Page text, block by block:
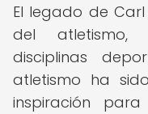
El legado de
del atletismo,
disciplinas
atletismo ha
inspiración